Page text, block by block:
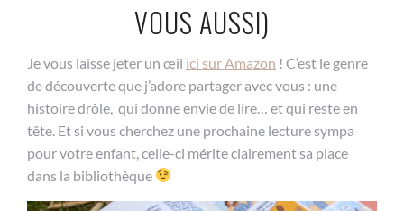
VOUS AUSSI)
Je vous laisse jeter un œil ici sur Amazon ! C’est le genre
de découverte que j’adore partager avec vous : une
histoire drôle, qui donne envie de lire… et qui reste en
tête. Et si vous cherchez une prochaine lecture sympa
pour votre enfant, celle-ci mérite clairement sa place
dans la bibliothèque